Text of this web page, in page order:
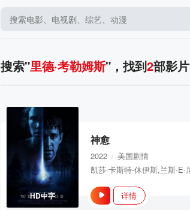
搜索"里德·考勒姆斯"，找到2部影片
HD中字
神愈
2022 / 美国剧情
详情